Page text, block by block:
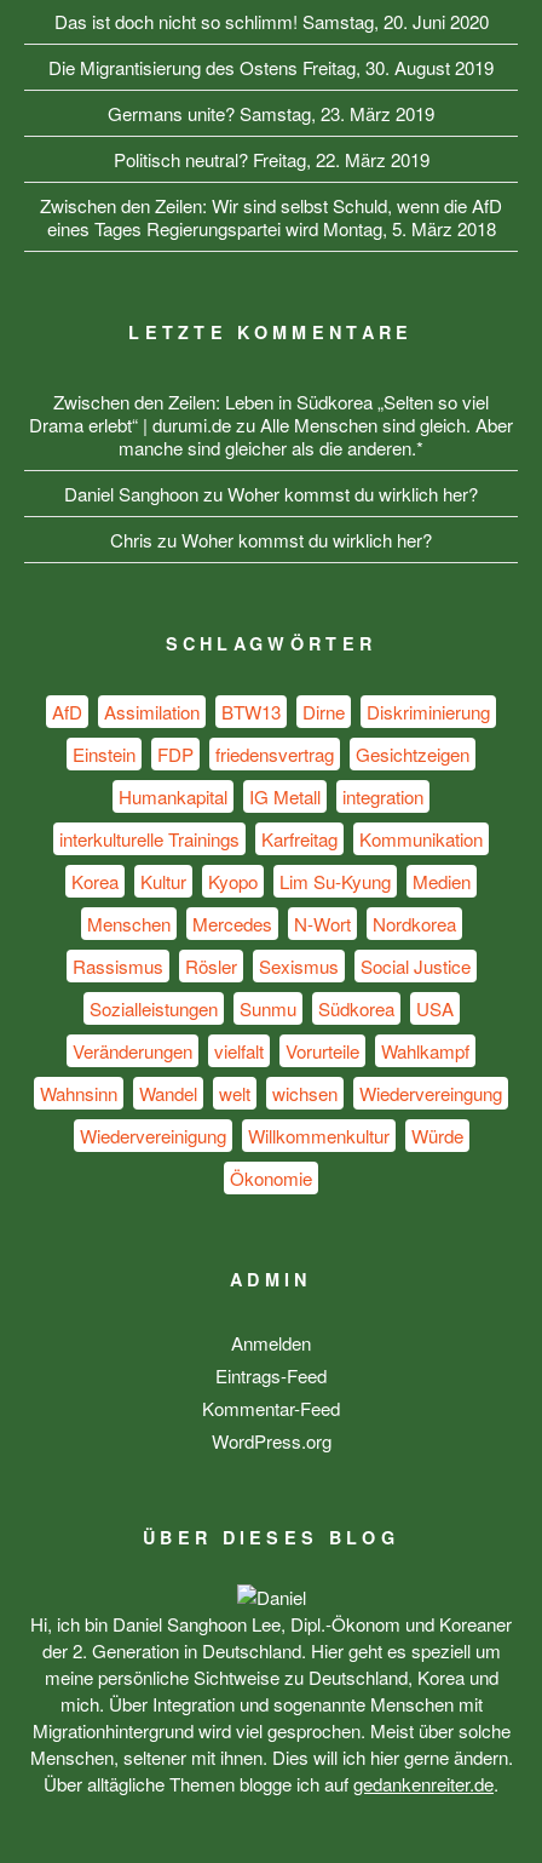
Das ist doch nicht so schlimm! Samstag, 20. Juni 2020
Die Migrantisierung des Ostens Freitag, 30. August 2019
Germans unite?Samstag, 23. März 2019
Politisch neutral? Freitag, 22. März 2019
Zwischen den Zeilen: Wir sind selbst Schuld, wenn die AfD
eines Tages Regierungspartei wird Montag, 5. März 2018
LETZTE KOMMENTARE
Zwischen den Zeilen: Leben in Südkorea „Selten so viel
Drama erlebt“ | durumi.dezuAlle Menschen sind gleich. Aber
manche sind gleicher als die anderen.*
Daniel SanghoonzuWoher kommst du wirklich her?
Chris zuWoher kommst du wirklich her?
SCHLAGWÖRTER
AfD Assimilation BTW13 Dirne
Diskriminierung
Einstein
FDP friedensvertrag
Gesichtzeigen
Humankapital
IG Metall
integration
interkulturelle Trainings
Karfreitag
Kommunikation
Korea
Kultur Kyopo Lim Su-Kyung
Medien
Menschen
Mercedes N-Wort
Nordkorea
Rassismus
Rösler Sexismus
Social Justice
Sozialleistungen
Sunmu Südkorea
USA
Veränderungen
vielfalt Vorurteile
Wahlkampf
Wahnsinn
Wandel welt wichsen
Wiedervereingung
Wiedervereinigung
Willkommenkultur
Würde
Ökonomie
ADMIN
Anmelden
Eintrags-Feed
Kommentar-Feed
WordPress.org
ÜBER DIESES BLOG
Hi, ich bin Daniel Sanghoon Lee, Dipl.-Ökonom und Koreaner
der 2. Generation in Deutschland. Hier geht es speziell um
meine persönliche Sichtweise zu Deutschland, Korea und
mich. Über Integration und sogenannte Menschen mit
Migrationhintergrund wird viel gesprochen. Meist über solche
Menschen, seltener mit ihnen. Dies will ich hier gerne ändern.
Über alltägliche Themen blogge ich aufgedankenreiter.de.